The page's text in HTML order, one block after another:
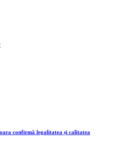
confirmă legalitatea și calitatea